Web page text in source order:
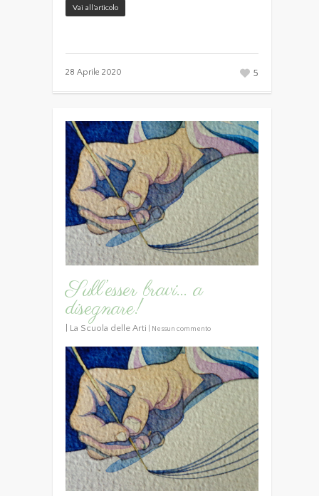
Vai all’articolo
28 Aprile 2020 5
Sull’esser bravi… a
disegnare!
La Scuola delle Arti Nessun commento